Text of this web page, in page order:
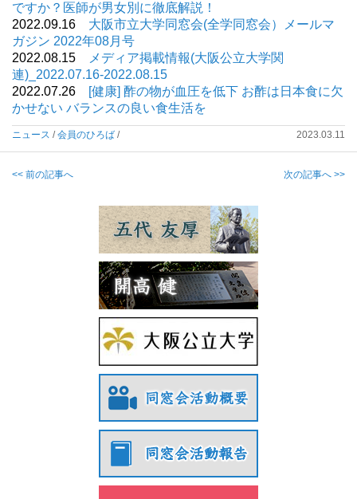
ですか？医師が男女別に徹底解説！
2022.09.16 大阪市立大学同窓会(全学同窓会）メールマ
ガジン 2022年08月号
2022.08.15
メディア掲載情報(大阪公立大学関
連)_2022.07.16-2022.08.15
2022.07.26
[健康] 酢の物が血圧を低下 お酢は日本食に欠
かせない バランスの良い食生活を
ニュース /会員のひろば / 2023.03.11
<< 前の記事へ 次の記事へ >>